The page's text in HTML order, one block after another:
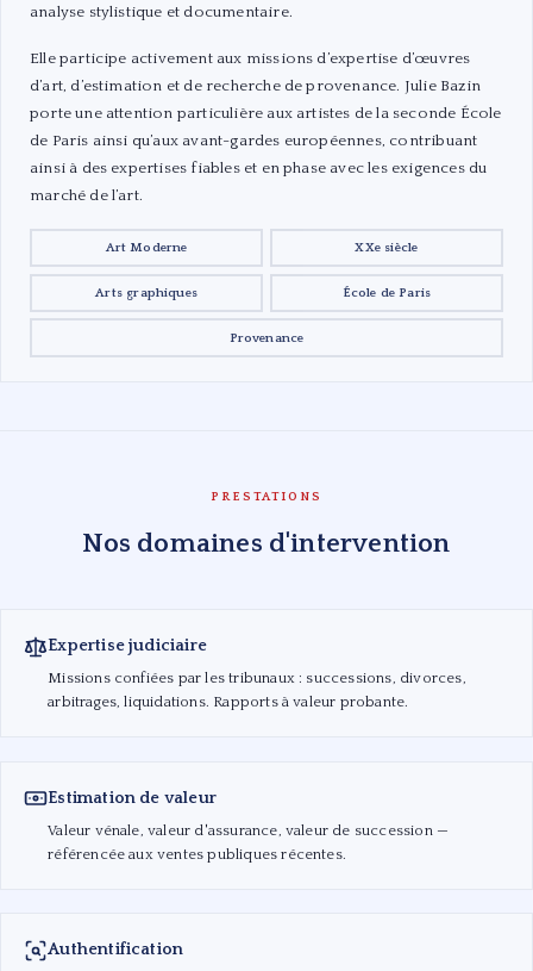
analyse stylistique et documentaire.
Elle participe activement aux missions d’expertise d’œuvres
d’art, d’estimation et de recherche de provenance. Julie Bazin
porte une attention particulière aux artistes de la seconde École
de Paris ainsi qu’aux avant-gardes européennes, contribuant
ainsi à des expertises fiables et en phase avec les exigences du
marché de l’art.
Art Moderne XXe siècle
Arts graphiques École de Paris
Provenance
PRESTATIONS
Nos domaines d'intervention
Expertise judiciaire
Missions confiées par les tribunaux : successions, divorces,
arbitrages, liquidations. Rapports à valeur probante.
Estimation de valeur
Valeur vénale, valeur d'assurance, valeur de succession —
référencée aux ventes publiques récentes.
Authentification